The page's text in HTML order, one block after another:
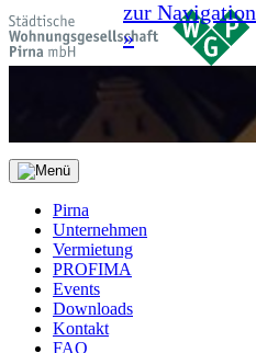
zur Navigation
»
Pirna
Unternehmen
Vermietung
PROFIMA
Events
Downloads
Kontakt
FAQ